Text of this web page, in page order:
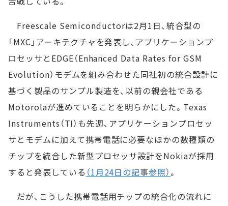
Freescale Semiconductorは2月1日、統合型の
「MXC」アーキテクチャを発表し、アプリケーションプ
ロセッサとEDGE（Enhanced Data Rates for GSM
Evolution）モデムを組み合わせた同社初の統合設計に
基づく製品のサンプル製造を、以前の親会社である
Motorolaが進めていることを明らかにした。Texas
Instruments（TI）も先週、アプリケーションプロセッ
サとモデムに加えて携帯電話に必要なほかの数種類の
チップを統合した新型プロセッサ設計をNokiaが採用
すると発表している （1月24日の記事参照）。
だが、こうした携帯電話用チップの統合化の流れに